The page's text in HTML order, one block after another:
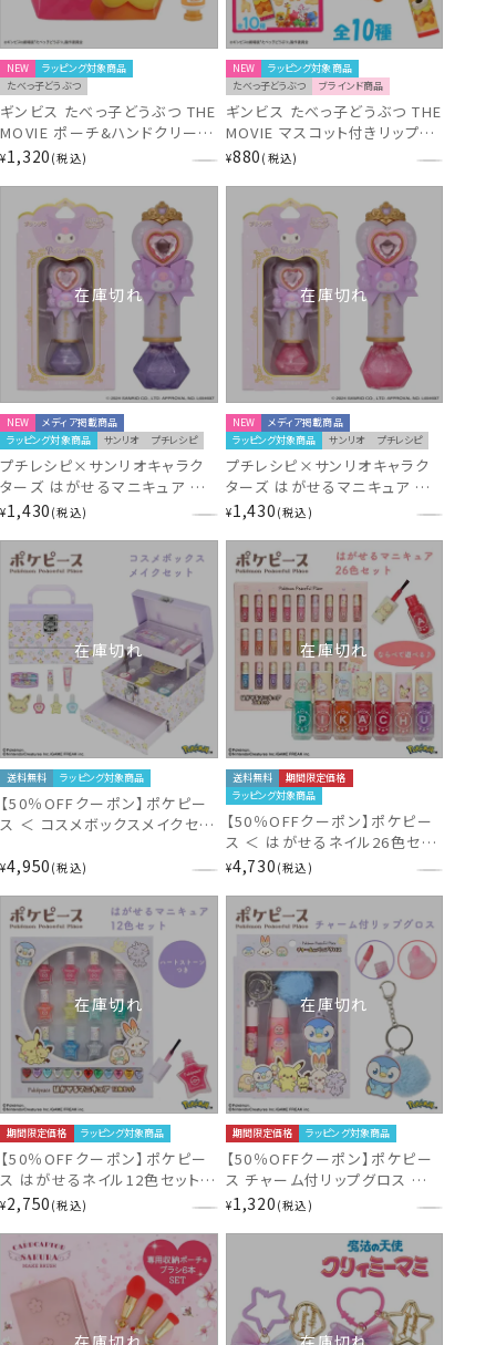
NEW
ラッピング対象商品
たべっ子どうぶつ
ギンビス たべっ子どうぶつ THE
MOVIE ポーチ&ハンドクリーム
セット ＜ らいおんくん ＞
¥1,320 税込
NEW
ラッピング対象商品
たべっ子どうぶつ
ブラインド商品
ギンビス たべっ子どうぶつ THE
MOVIE マスコット付きリップク
リーム ＜ 全10種 ＞
¥880 税込
在庫切れ
NEW
メディア掲載商品
ラッピング対象商品
サンリオ プチレシピ
プチレシピ×サンリオキャラク
ターズ はがせるマニキュア ＜
クロミ パープル＞ SA43794
¥1,430 税込
在庫切れ
NEW
メディア掲載商品
ラッピング対象商品
サンリオ プチレシピ
プチレシピ×サンリオキャラク
ターズ はがせるマニキュア ＜
クロミ ピンク＞ SA43645
¥1,430 税込
在庫切れ
送料無料 ラッピング対象商品
【50％OFFクーポン】ポケピー
ス ＜ コスメボックスメイクセッ
¥4,950 税込
在庫切れ
送料無料
期間限定価格
ラッピング対象商品
【50％OFFクーポン】ポケピー
ス ＜ はがせるネイル26色セッ
ト ＞ PK43623 ポケモン
¥4,730 税込
在庫切れ
期間限定価格 ラッピング対象商品
【50％OFFクーポン】ポケピー
ス はがせるネイル12色セット
＜ パープル ＞ PK43622 ポケ
¥2,750 税込
在庫切れ
期間限定価格 ラッピング対象商品
【50％OFFクーポン】ポケピー
ス チャーム付リップグロス ＜
パープル ＞ PK43618 ポケモ
¥1,320 税込